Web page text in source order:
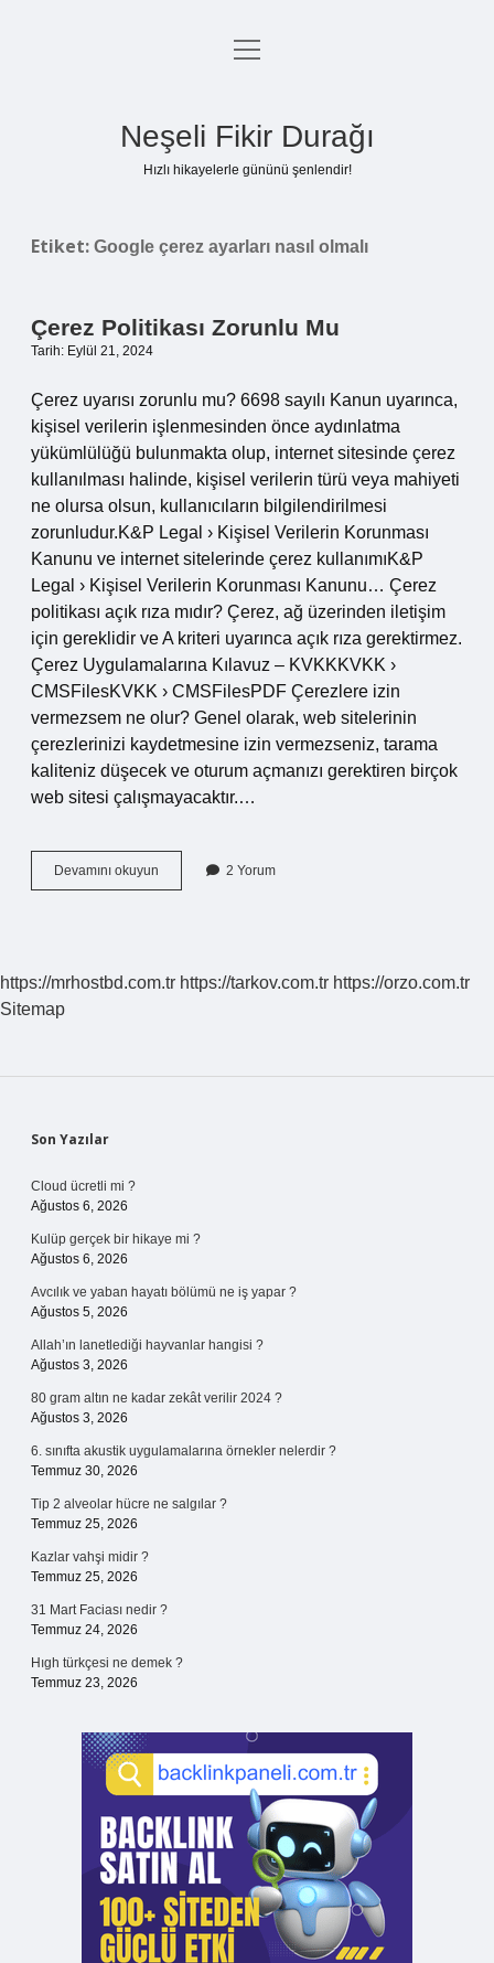
Anasayfa
menüyü
Neşeli Fikir Durağı
Hızlı hikayelerle gününü şenlendir!
Etiket: Google çerez ayarları nasıl olmalı
Çerez Politikası Zorunlu Mu
Tarih: Eylül 21, 2024
Çerez uyarısı zorunlu mu? 6698 sayılı Kanun uyarınca,
kişisel verilerin işlenmesinden önce aydınlatma
yükümlülüğü bulunmakta olup, internet sitesinde çerez
kullanılması halinde, kişisel verilerin türü veya mahiyeti
ne olursa olsun, kullanıcıların bilgilendirilmesi
zorunludur.K&P ​​Legal › Kişisel Verilerin Korunması
Kanunu ve internet sitelerinde çerez kullanımıK&P
Legal › Kişisel Verilerin Korunması Kanunu… Çerez
politikası açık rıza mıdır? Çerez, ağ üzerinden iletişim
için gereklidir ve A kriteri uyarınca açık rıza gerektirmez.
Çerez Uygulamalarına Kılavuz – KVKKKVKK ›
CMSFilesKVKK › CMSFilesPDF Çerezlere izin
vermezsem ne olur? Genel olarak, web sitelerinin
çerezlerinizi kaydetmesine izin vermezseniz, tarama
kaliteniz düşecek ve oturum açmanızı gerektiren birçok
web sitesi çalışmayacaktır.…
Devamını okuyun
Politikası
2 Yorum
https://mrhostbd.com.tr https://tarkov.com.tr https://orzo.com.tr
Sitemap
Sidebar
Son Yazılar
Cloud ücretli mi ?
Ağustos 6, 2026
Kulüp gerçek bir hikaye mi ?
Ağustos 6, 2026
Avcılık ve yaban hayatı bölümü ne iş yapar ?
Ağustos 5, 2026
Allah’ın lanetlediği hayvanlar hangisi ?
Ağustos 3, 2026
80 gram altın ne kadar zekât verilir 2024 ?
Ağustos 3, 2026
6. sınıfta akustik uygulamalarına örnekler nelerdir ?
Temmuz 30, 2026
Tip 2 alveolar hücre ne salgılar ?
Temmuz 25, 2026
Kazlar vahşi midir ?
Temmuz 25, 2026
31 Mart Faciası nedir ?
Temmuz 24, 2026
Hıgh türkçesi ne demek ?
Temmuz 23, 2026